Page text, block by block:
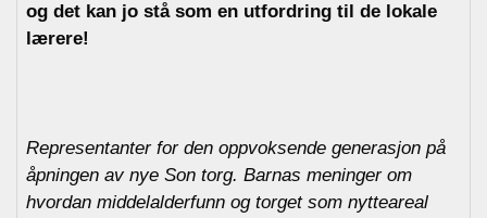
og det kan jo stå som en utfordring til de lokale
lærere!
Representanter for den oppvoksende generasjon på
åpningen av nye Son torg. Barnas meninger om
hvordan middelalderfunn og torget som nytteareal